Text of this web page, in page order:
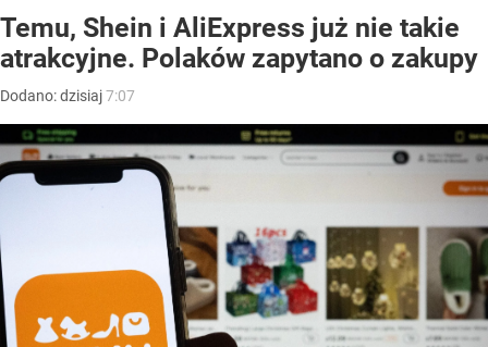
Temu, Shein i AliExpress już nie takie
atrakcyjne. Polaków zapytano o zakupy
Dodano:dzisiaj7:07